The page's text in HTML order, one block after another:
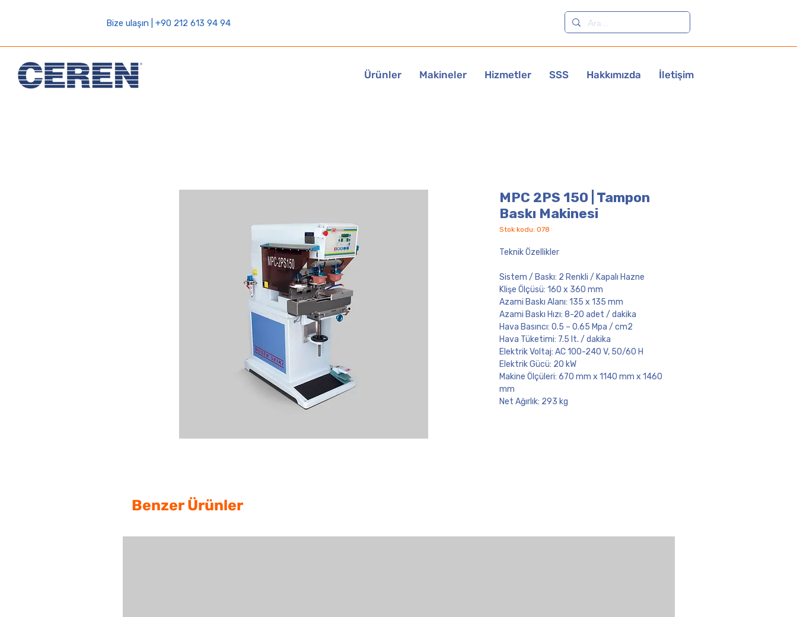
Bize ulaşın | +90 212 613 94 94
Ürünler Makineler Hizmetler SSS Hakkımızda İletişim
MPC 2PS 150 | Tampon
Baskı Makinesi
Stok kodu: 078
Teknik Özellikler
Sistem / Baskı: 2 Renkli / Kapalı Hazne
Klişe Ölçüsü: 160 x 360 mm
Azami Baskı Alanı: 135 x 135 mm
Azami Baskı Hızı: 8-20 adet / dakika
Hava Basıncı: 0.5 – 0.65 Mpa / cm2
Hava Tüketimi: 7.5 lt. / dakika
Elektrik Voltaj: AC 100-240 V, 50/60 H
Elektrik Gücü: 20 kW
Makine Ölçüleri: 670 mm x 1140 mm x 1460
mm
Net Ağırlık: 293 kg
Benzer Ürünler